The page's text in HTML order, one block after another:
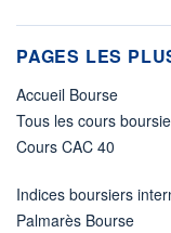
PAGES LES
Accueil Bourse
Tous les cours
Cours CAC 40
Indices boursiers
Palmarès Bourse